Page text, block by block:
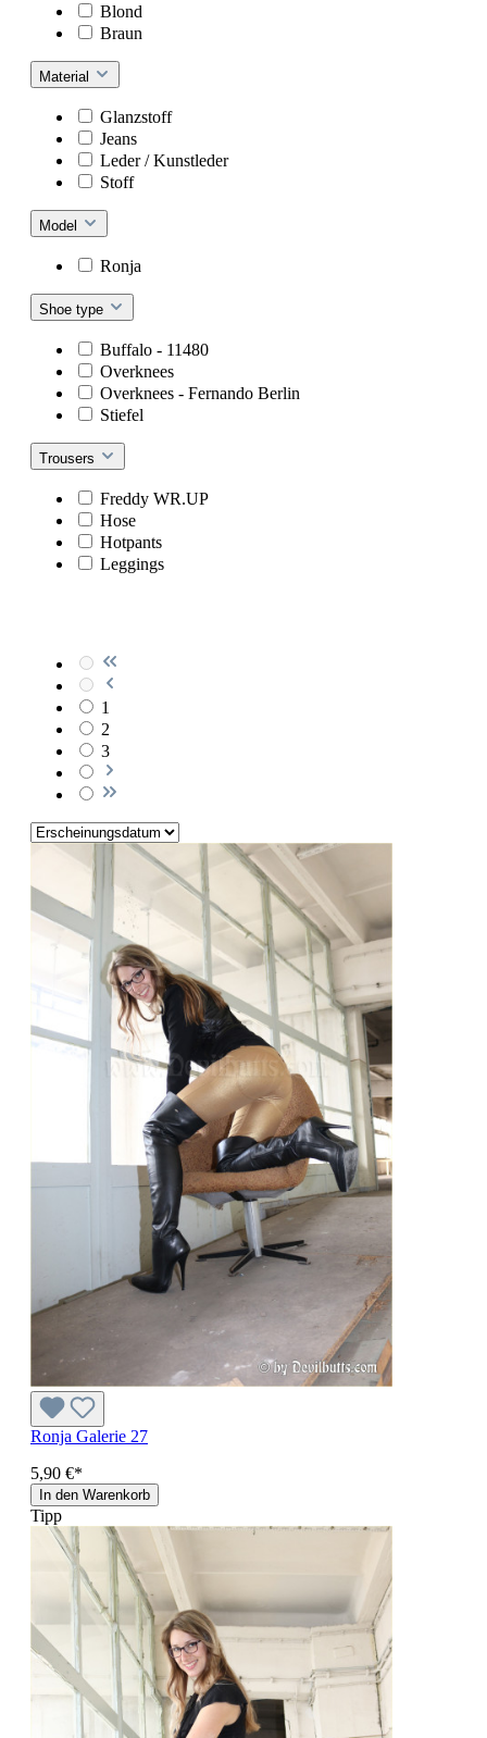
Blond
Braun
Material
Glanzstoff
Jeans
Leder / Kunstleder
Stoff
Model
Ronja
Shoe type
Buffalo - 11480
Overknees
Overknees - Fernando Berlin
Stiefel
Trousers
Freddy WR.UP
Hose
Hotpants
Leggings
1
2
3
Ronja Galerie 27
5,90 €*
In den Warenkorb
Tipp